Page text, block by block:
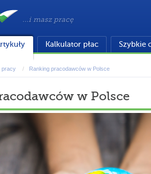
...i masz pracę
Kalkulator płac Szybkie
pracy Ranking pracodawców w Polsce
w Polsce